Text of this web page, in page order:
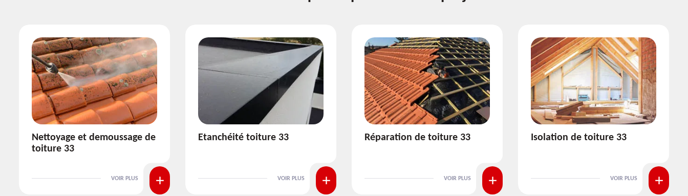
Etanchéité toiture 33
VOIR PLUS
Réparation de toiture 33
VOIR PLUS
Isolation de toiture 33
VOIR PLUS
Pose et nettoyage de
VOIR PLUS